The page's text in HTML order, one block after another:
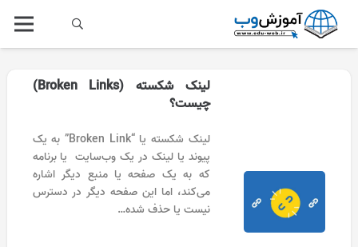
لینک شکسته (Broken Links)
چیست؟
لینک شکسته یا “Broken Link” به یک
پیوند یا لینک در یک وب‌سایت یا برنامه
که به یک صفحه یا منبع دیگر اشاره
می‌کند، اما این صفحه دیگر در دسترس
نیست یا حذف شده…